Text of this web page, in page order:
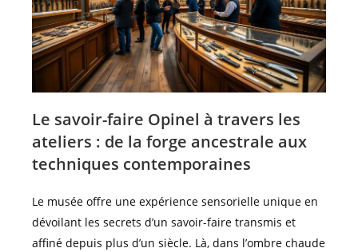
Le savoir-faire Opinel à travers les
ateliers : de la forge ancestrale aux
techniques contemporaines
Le musée offre une expérience sensorielle unique en
dévoilant les secrets d’un savoir-faire transmis et
affiné depuis plus d’un siècle. Là, dans l’ombre chaude